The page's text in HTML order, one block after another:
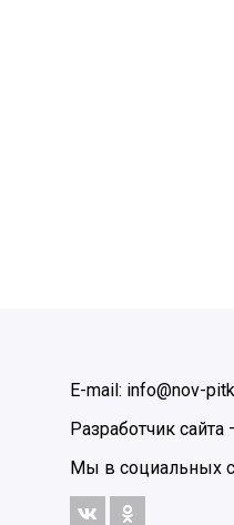
E-mail: info@nov-
Разработчик сайта
Мы в социальных